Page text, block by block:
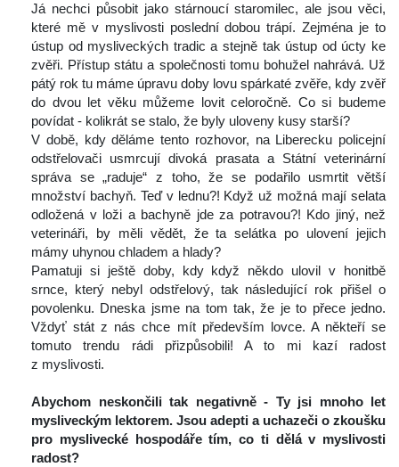
Já nechci působit jako stárnoucí staromilec, ale jsou věci,
které mě v myslivosti poslední dobou trápí. Zejména je to
ústup od mysliveckých tradic a stejně tak ústup od úcty ke
zvěři. Přístup státu a společnosti tomu bohužel nahrává. Už
pátý rok tu máme úpravu doby lovu spárkaté zvěře, kdy zvěř
do dvou let věku můžeme lovit celoročně. Co si budeme
povídat - kolikrát se stalo, že byly uloveny kusy starší?
V době, kdy děláme tento rozhovor, na Liberecku policejní
odstřelovači usmrcují divoká prasata a Státní veterinární
práva se „raduje“ z toho, že se podařilo usmrtit větší
množství bachyň. Teď v lednu?! Když už možná mají selata
odložená v loži a bachyně jde za potravou?! Kdo jiný, než
veterináři, by měli vědět, že ta selátka po ulovení jejich
mámy uhynou chladem a hlady?
Pamatuji si ještě doby, kdy když někdo ulovil v honitbě
rnce, který nebyl odstřelový, tak následující rok přišel o
povolenku. Dneska jsme na tom tak, že je to přece jedno.
Vždyť stát z nás chce mít především lovce. A někteří se
tomuto trendu rádi přizpůsobili! A to mi kazí radost
z myslivosti.
Abychom neskončili tak negativně - Ty jsi mnoho let
mysliveckým lektorem. Jsou adepti a uchazeči o zkoušku
pro myslivecké hospodáře tím, co ti dělá v myslivosti
radost?